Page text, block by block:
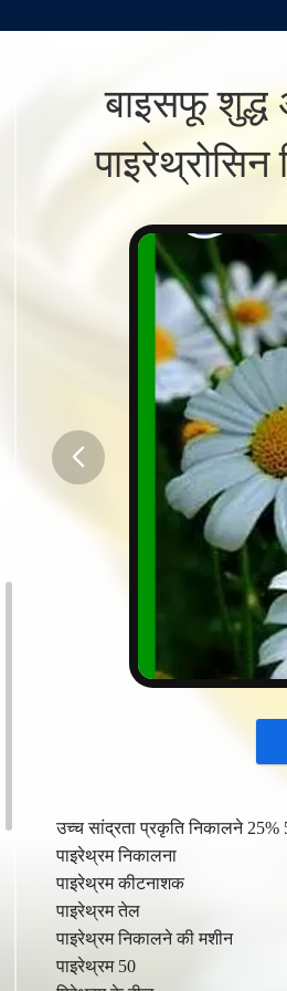
बाइसफू शुद्ध
button
उच्च सांद्रता प्रकृति निकालने
पाइरेथ्रम निकालना
पाइरेथ्रम कीटनाशक
पाइरेथ्रम तेल
पाइरेथ्रम निकालने की मशीन
पाइरेथ्रम 50